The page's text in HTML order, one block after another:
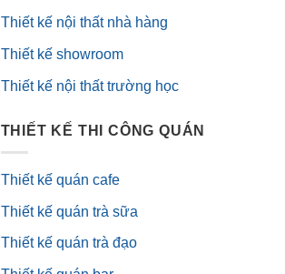
Thiết kế nội thất nhà hàng
Thiết kế showroom
Thiết kế nội thất trường học
THIẾT KẾ THI CÔNG QUÁN
Thiết kế quán cafe
Thiết kế quán trà sữa
Thiết kế quán trà đạo